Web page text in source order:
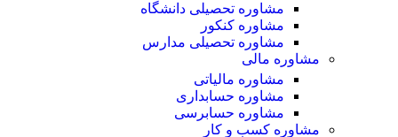
مشاوره تحصیلی دانشگاه
مشاوره کنکور
مشاوره تحصیلی مدارس
مشاوره مالی
مشاوره مالیاتی
مشاوره حسابداری
مشاوره حسابرسی
مشاوره کسب و کار